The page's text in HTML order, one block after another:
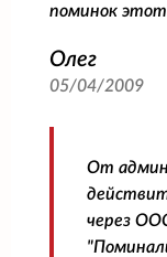
поминок
Олег
05/04/2009
От
через